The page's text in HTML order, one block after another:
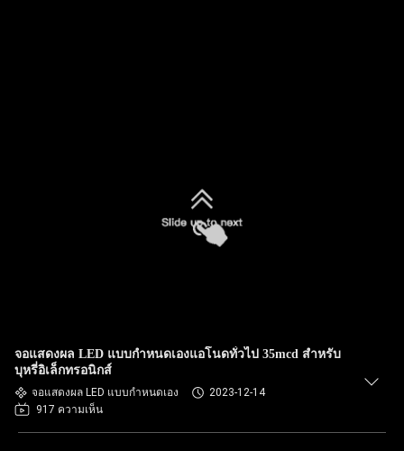
จอแสดงผล LED แบบกำหนดเองแอโนดทั่วไป 35mcd สำหรับ
บุหรี่อิเล็กทรอนิกส์
จอแสดงผล LED แบบกำหนดเอง
2023-12-14
917 ความเห็น